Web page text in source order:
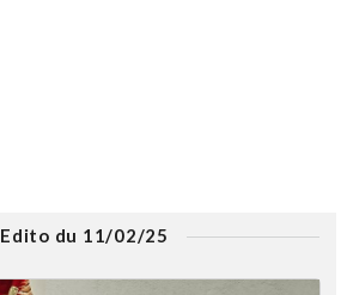
Edito du 11/02/25